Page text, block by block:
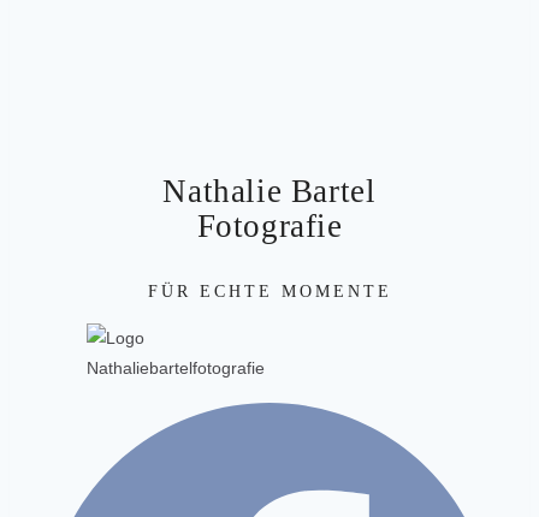
Nathalie Bartel
Fotografie
FÜR ECHTE MOMENTE